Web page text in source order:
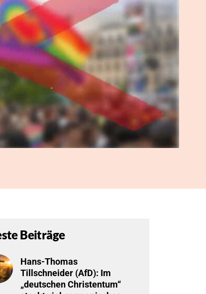
Beiträge
Hans-Thomas
Tillschneider (AfD): Im
„deutschen Christentum“